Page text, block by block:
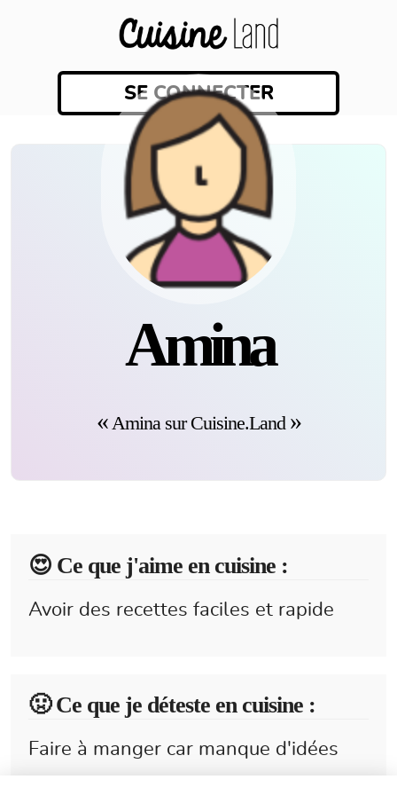
SE CONNECTER
Amina
Amina sur Cuisine.Land
😍️ Ce que j'aime en cuisine :
Avoir des recettes faciles et rapide
🤢 Ce que je déteste en cuisine :
Faire à manger car manque d'idées